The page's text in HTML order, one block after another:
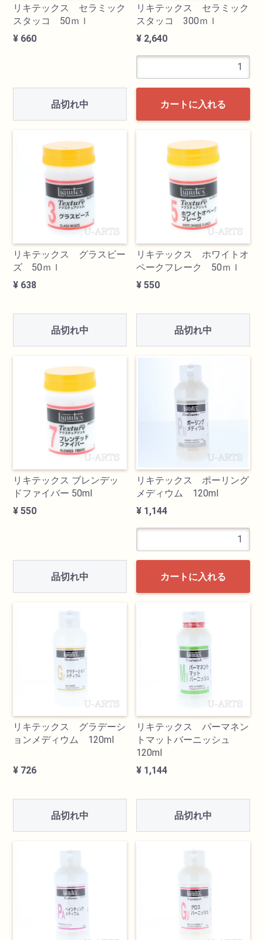
リキテックス セラミック
スタッコ 50ｍｌ
¥ 660
品切れ中
リキテックス セラミック
スタッコ 300ｍｌ
¥ 2,640
カートに入れる
リキテックス グラスビー
ズ 50ｍｌ
¥ 638
品切れ中
リキテックス ホワイトオ
ペークフレーク 50ｍｌ
¥ 550
品切れ中
リキテックス ブレンデッ
ドファイバー 50ml
¥ 550
品切れ中
リキテックス ポーリング
メディウム 120ml
¥ 1,144
カートに入れる
リキテックス グラデーシ
ョンメディウム 120ml
¥ 726
品切れ中
リキテックス パーマネン
トマットバーニッシュ
120ml
¥ 1,144
品切れ中